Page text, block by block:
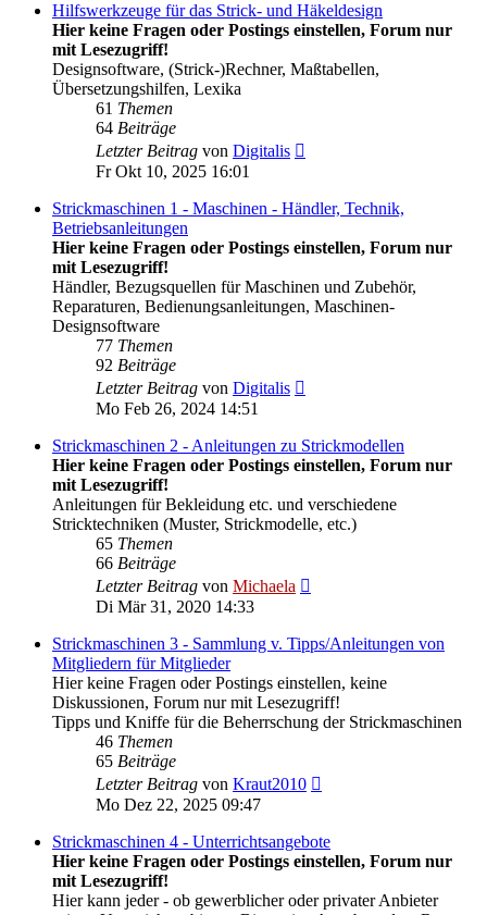
Hilfswerkzeuge für das Strick- und Häkeldesign
Hier keine Fragen oder Postings einstellen, Forum nur
mit Lesezugriff!
Designsoftware, (Strick-)Rechner, Maßtabellen,
Übersetzungshilfen, Lexika
61 Themen
64 Beiträge
Letzter Beitrag von Digitalis
Fr Okt 10, 2025 16:01
Strickmaschinen 1 - Maschinen - Händler, Technik,
Betriebsanleitungen
Hier keine Fragen oder Postings einstellen, Forum nur
mit Lesezugriff!
Händler, Bezugsquellen für Maschinen und Zubehör,
Reparaturen, Bedienungsanleitungen, Maschinen-
Designsoftware
77 Themen
92 Beiträge
Letzter Beitrag von Digitalis
Mo Feb 26, 2024 14:51
Strickmaschinen 2 - Anleitungen zu Strickmodellen
Hier keine Fragen oder Postings einstellen, Forum nur
mit Lesezugriff!
Anleitungen für Bekleidung etc. und verschiedene
Stricktechniken (Muster, Strickmodelle, etc.)
65 Themen
66 Beiträge
Letzter Beitrag von Michaela
Di Mär 31, 2020 14:33
Strickmaschinen 3 - Sammlung v. Tipps/Anleitungen von
Mitgliedern für Mitglieder
Hier keine Fragen oder Postings einstellen, keine
Diskussionen, Forum nur mit Lesezugriff!
Tipps und Kniffe für die Beherrschung der Strickmaschinen
46 Themen
65 Beiträge
Letzter Beitrag von Kraut2010
Mo Dez 22, 2025 09:47
Strickmaschinen 4 - Unterrichtsangebote
Hier keine Fragen oder Postings einstellen, Forum nur
mit Lesezugriff!
Hier kann jeder - ob gewerblicher oder privater Anbieter